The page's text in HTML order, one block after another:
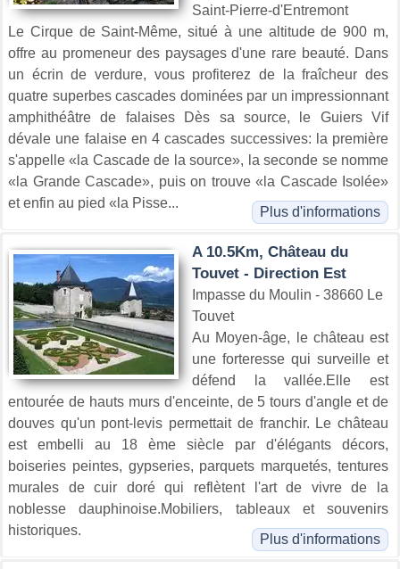
Saint-Pierre-d'Entremont
Le Cirque de Saint-Même, situé à une altitude de 900 m,
offre au promeneur des paysages d'une rare beauté. Dans
un écrin de verdure, vous profiterez de la fraîcheur des
quatre superbes cascades dominées par un impressionnant
amphithéâtre de falaises Dès sa source, le Guiers Vif
dévale une falaise en 4 cascades successives: la première
s'appelle «la Cascade de la source», la seconde se nomme
«la Grande Cascade», puis on trouve «la Cascade Isolée»
et enfin au pied «la Pisse...
Plus d'informations
A 10.5Km, Château du
Touvet - Direction Est
Impasse du Moulin - 38660 Le
Touvet
Au Moyen-âge, le château est
une forteresse qui surveille et
défend la vallée.Elle est
entourée de hauts murs d'enceinte, de 5 tours d'angle et de
douves qu'un pont-levis permettait de franchir. Le château
est embelli au 18 ème siècle par d'élégants décors,
boiseries peintes, gypseries, parquets marquetés, tentures
murales de cuir doré qui reflètent l'art de vivre de la
noblesse dauphinoise.Mobiliers, tableaux et souvenirs
historiques.
Plus d'informations